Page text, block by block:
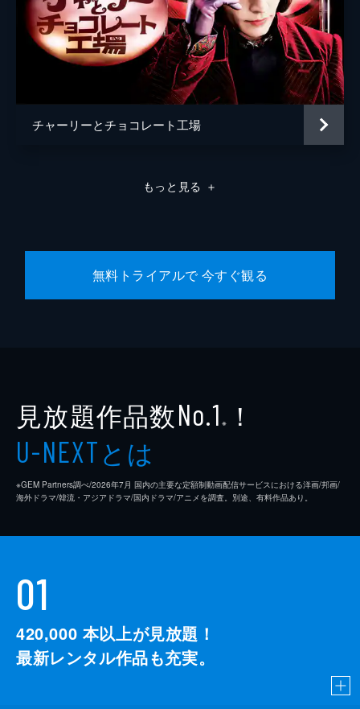
チャーリーとチョコレート工場
もっと見る ＋
無料トライアルで 今すぐ観る
見放題作品数No.1 ※ ！
U-NEXTとは
※GEM Partners調べ/2026年7⽉ 国内の主要な定額制動画配信サービスにおける洋画/邦画/
海外ドラマ/韓流・アジアドラマ/国内ドラマ/アニメを調査。別途、有料作品あり。
01
420,000 本以上が見放題！
最新レンタル作品も充実。